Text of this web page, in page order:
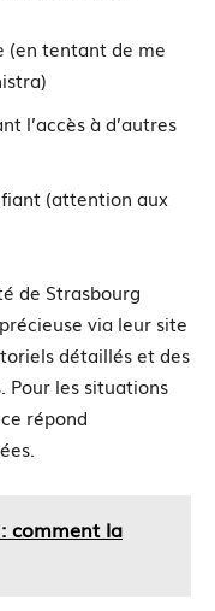
(en tentant de me
l’accès à d’autres
(attention aux
de Strasbourg
via leur site
détaillés et des
Pour les situations
répond
comment la